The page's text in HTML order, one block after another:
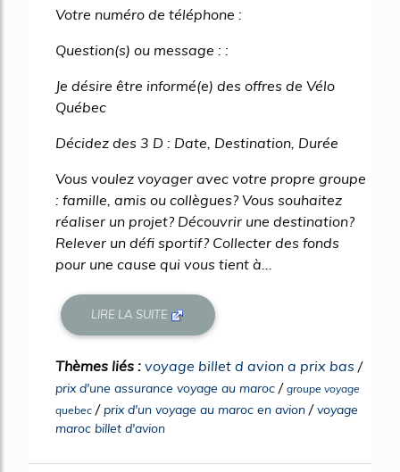
Votre numéro de téléphone :
Question(s) ou message : :
Je désire être informé(e) des offres de Vélo
Québec
Décidez des 3 D : Date, Destination, Durée
Vous voulez voyager avec votre propre groupe
: famille, amis ou collègues? Vous souhaitez
réaliser un projet? Découvrir une destination?
Relever un défi sportif? Collecter des fonds
pour une cause qui vous tient à...
LIRE LA SUITE
Thèmes liés : voyage billet d avion a prix bas /
prix d'une assurance voyage au maroc / groupe voyage
quebec / prix d'un voyage au maroc en avion /voyage
maroc billet d'avion